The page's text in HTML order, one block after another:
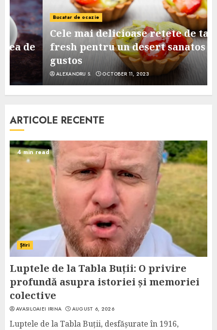
Bucatar de ocazie
Cele mai delicioase retete de tarte
fresh pentru un desert sanatos si
gustos
ALEXANDRU S. OCTOBER 11, 2023
ARTICOLE RECENTE
4 min read
Știri
Luptele de la Tabla Buții: O privire
profundă asupra istoriei și memoriei
colective
AVASILOAIEI IRINA AUGUST 6, 2026
Luptele de la Tabla Buții, desfășurate în 1916,